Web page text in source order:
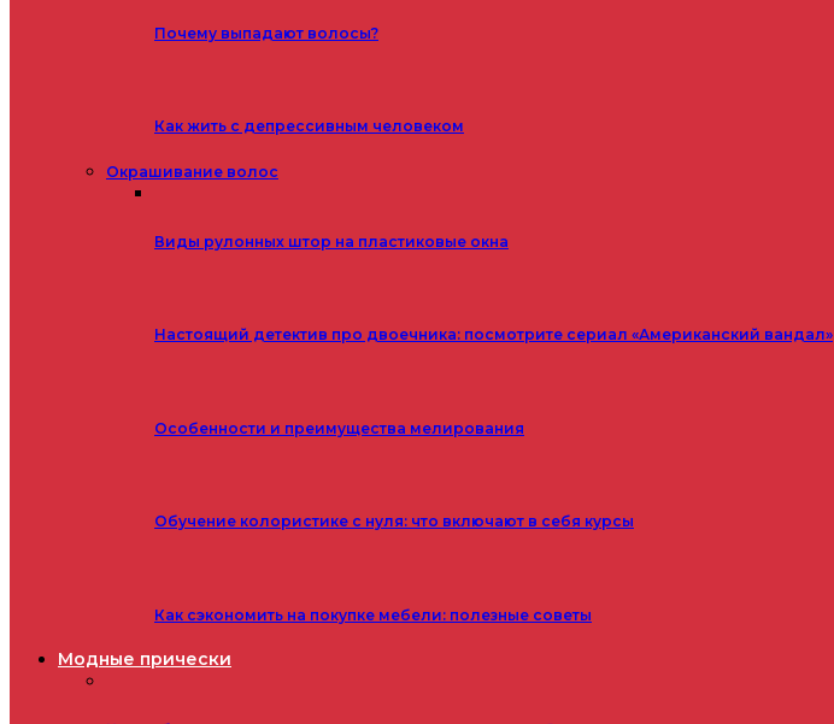
Почему выпадают волосы?
Как жить с депрессивным человеком
Окрашивание волос
Виды рулонных штор на пластиковые окна
Настоящий детектив про двоечника: посмотрите сериал «Американский вандал»
Особенности и преимущества мелирования
Обучение колористике с нуля: что включают в себя курсы
Как сэкономить на покупке мебели: полезные советы
Модные прически